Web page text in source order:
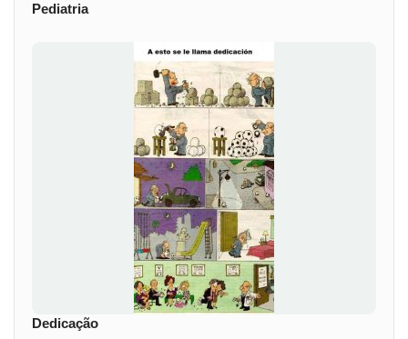
Pediatria
Dedicação